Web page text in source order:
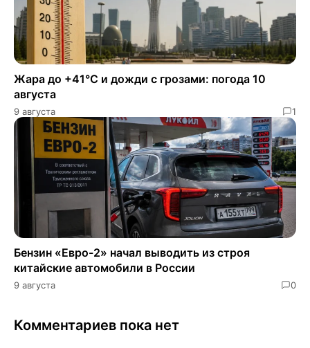
Жара до +41°C и дожди с грозами: погода 10
августа
9 августа 1
Бензин «Евро-2» начал выводить из строя
китайские автомобили в России
9 августа 0
Комментариев пока нет